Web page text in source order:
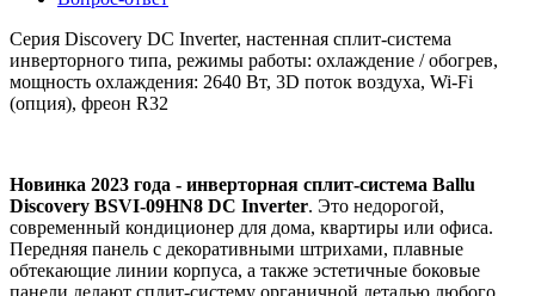
Серия Discovery DC Inverter, настенная сплит-система
инверторного типа, режимы работы: охлаждение / обогрев,
мощность охлаждения: 2640 Вт, 3D поток воздуха, Wi-Fi
(опция), фреон R32
Новинка 2023 года - инверторная сплит-система Ballu
Discovery BSVI-09HN8 DC Inverter. Это недорогой,
современный кондиционер для дома, квартиры или офиса.
Передняя панель с декоративными штрихами, плавные
обтекающие линии корпуса, а также эстетичные боковые
панели делают сплит-систему органичной деталью любого